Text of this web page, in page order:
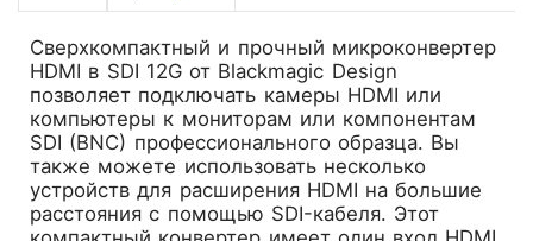
Сверхкомпактный и прочный микроконвертер
HDMI в SDI 12G от Blackmagic Design
позволяет подключать камеры HDMI или
компьютеры к мониторам или компонентам
SDI (BNC) профессионального образца. Вы
также можете использовать несколько
устройств для расширения HDMI на большие
расстояния с помощью SDI-кабеля. Этот